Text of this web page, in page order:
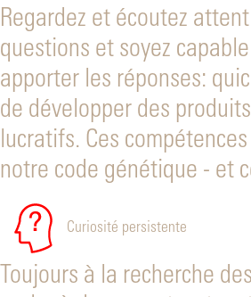
Regardez et écoutez
questions et soyez
apporter les réponses:
de développer des
lucratifs. Ces
notre code génétique - et
Curiosité persistente
Toujours à la recherche